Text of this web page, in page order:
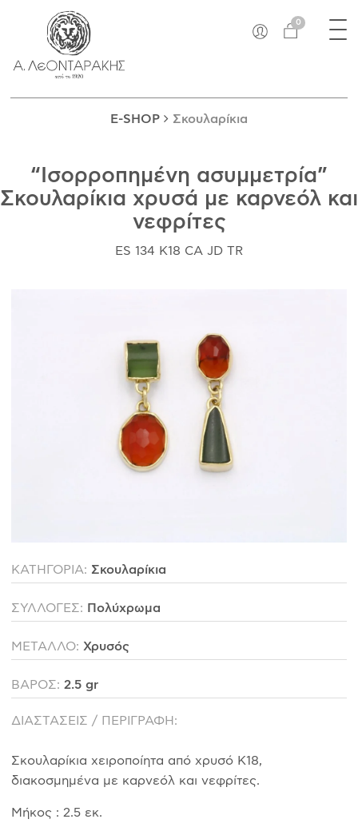
0 ×
E-SHOP
ΜΟΝΑΔΙΚΆ
ΔΑΚΤΥΛΊΔΙΑ
ΒΡΑΧΙΌΛΙΑ
ΚΑΡΦΊΤΣΕΣ
ΝΟΜΊΣΜΑΤΑ
Η ΣΧΕΔΙΆΣΤΡΙΑ
ΤΙ ΣΗΜΑΊΝΕΙ ΤΟ ΚΌΣΜΗΜΑ ΓΙΑ ΜΑΣ ;
ΚΑΤΑΣΤΉΜΑΤΑ
Ο ΛΟΓΑΡΙΑΣΜΌΣ ΜΟΥ
ΑΠΟΣΤΟΛΈΣ/ΕΠΙΣΤΡΟΦΈΣ
ΠΟΛΙΤΙΚΉ ΑΠΟΡΡΉΤΟΥ
ΌΡΟΙ ΥΠΗΡΕΣΙΏΝ
E-SHOP Σκουλαρίκια
“Ισορροπημένη ασυμμετρία”
Σκουλαρίκια χρυσά με καρνεόλ και
νεφρίτες
ES 134 K18 CA JD TR
ΚΑΤΗΓΟΡΙΑ: Σκουλαρίκια
ΣΥΛΛΟΓΕΣ: Πολύχρωμα
ΜΕΤΑΛΛΟ: Χρυσός
ΒΑΡΟΣ: 2.5 gr
ΔΙΑΣΤΑΣΕΙΣ / ΠΕΡΙΓΡΑΦΗ:
Σκουλαρίκια χειροποίητα από χρυσό Κ18,
διακοσμημένα με καρνεόλ και νεφρίτες.
Μήκος : 2.5 εκ.